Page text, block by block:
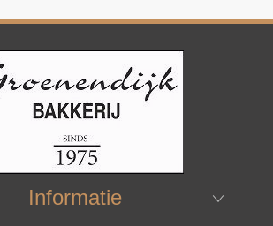
Informatie